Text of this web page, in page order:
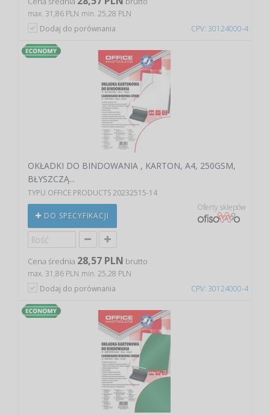
CPV: 30124000-4
max. 31,86 PLN min. 25,28 PLN
Dodaj do porównania
CPV: 30124000-4
OKŁADKI DO BINDOWANIA , KARTON, A4, 250GSM,
BŁYSZCZĄ...
TYPU OFFICE PRODUCTS 20232515-14
DO SPECYFIKACJI
Oferty sklepów
Cena średnia 28,57 PLN brutto
max. 31,86 PLN min. 25,28 PLN
Dodaj do porównania